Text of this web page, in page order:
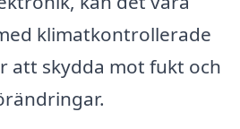
klimatkontrollerade
att skydda mot fukt och